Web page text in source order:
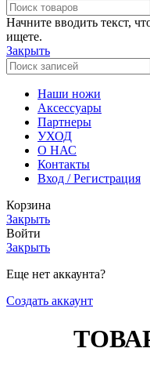
Начните вводить текст,
ищете.
Закрыть
Наши ножи
Аксессуары
Партнеры
УХОД
О НАС
Контакты
Вход / Регистрация
Корзина
Закрыть
Войти
Закрыть
Еще нет аккаунта?
Создать аккаунт